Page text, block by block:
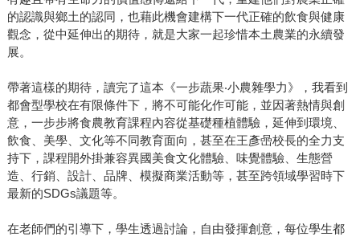
的認識與鄉土的認同，也藉此機會建構下一代正確的飲食與健康
觀念，從中延伸出的期待，就是大家一起珍惜本土農業的永續發
展。
帶著這樣的期待，讀完了這本《一步蔬果‧小農雜學力》，我看到
都會型學校在有限條件下，將不可能化作可能，並因著熱情與創
意，一步步將食農教育課程內容從基礎種植體驗，延伸到環境、
飲食、美學、文化等不同教育面向，甚至在王彥喦校長的全力支
持下，課程開外掛兼容異國美食文化體驗、味覺體驗、生態營
造、行銷、設計、品牌、模擬商業活動等，甚至跨領域學習時下
最新的SDGs議題等。
在老師們的引導下，學生透過討論，自由發揮創意，每位學生都